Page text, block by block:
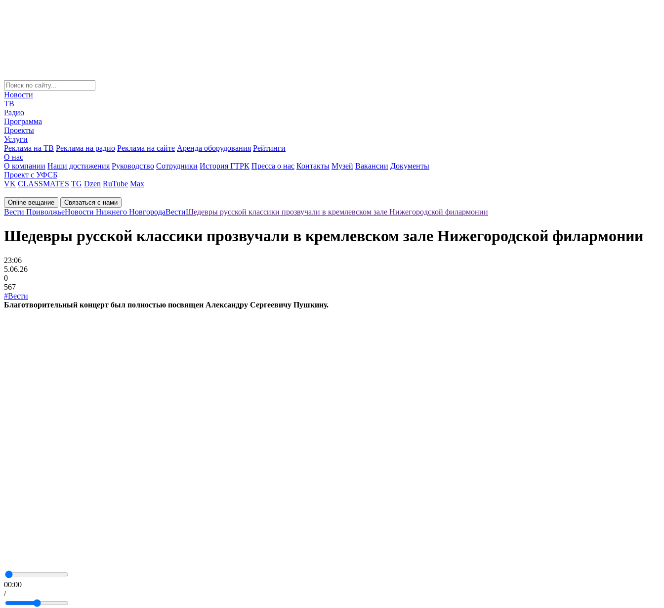
Новости
ТВ
Радио
Программа
Проекты
Услуги
Реклама на ТВ Реклама на радио Реклама на сайте Аренда оборудования Рейтинги
О нас
О компании Наши достижения Руководство Сотрудники История ГТРК Пресса о нас Контакты Музей Вакансии Документы
Проект с УФСБ
VK CLASSMATES TG Dzen RuTube Max
Online вещание Связаться с нами
Вести ПриволжьеНовости Нижнего НовгородаВестиШедевры русской классики прозвучали в кремлевском зале Нижегородской филармонии
Шедевры русской классики прозвучали в кремлевском зале Нижегородской филармонии
23:06
5.06.26
0
567
#Вести
Благотворительный концерт был полностью посвящен Александру Сергеевичу Пушкину.
00:00
/